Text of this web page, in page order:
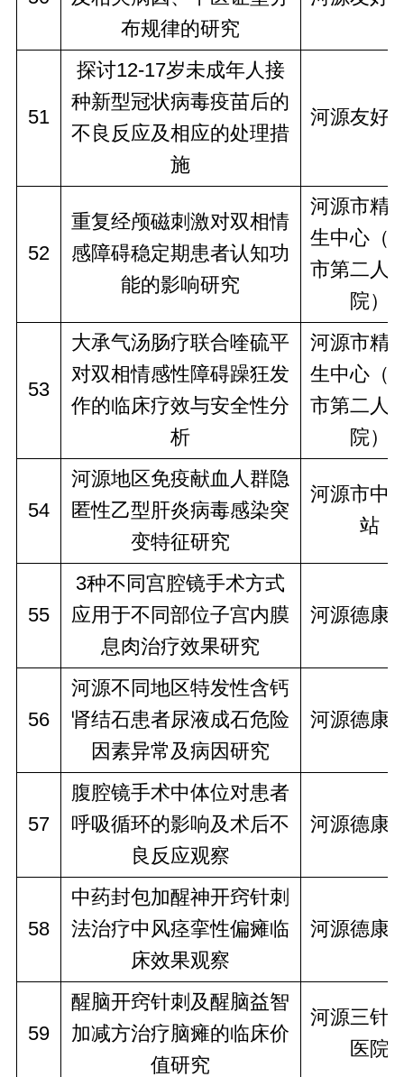
布规律的研究
51
探讨12-17岁未成年人接
种新型冠状病毒疫苗后的
不良反应及相应的处理措
施
河源友好
52
重复经颅磁刺激对双相情
感障碍稳定期患者认知功
能的影响研究
河源市精
生中心（
市第二人
院）
53
大承气汤肠疗联合喹硫平
对双相情感性障碍躁狂发
作的临床疗效与安全性分
析
河源市精
生中心（
市第二人
院）
54
河源地区免疫献血人群隐
匿性乙型肝炎病毒感染突
变特征研究
河源市中
站
55
3种不同宫腔镜手术方式
应用于不同部位子宫内膜
息肉治疗效果研究
河源德康
56
河源不同地区特发性含钙
肾结石患者尿液成石危险
因素异常及病因研究
河源德康
57
腹腔镜手术中体位对患者
呼吸循环的影响及术后不
良反应观察
河源德康
58
中药封包加醒神开窍针刺
法治疗中风痉挛性偏瘫临
床效果观察
河源德康
59
醒脑开窍针刺及醒脑益智
加减方治疗脑瘫的临床价
值研究
河源三针
医院